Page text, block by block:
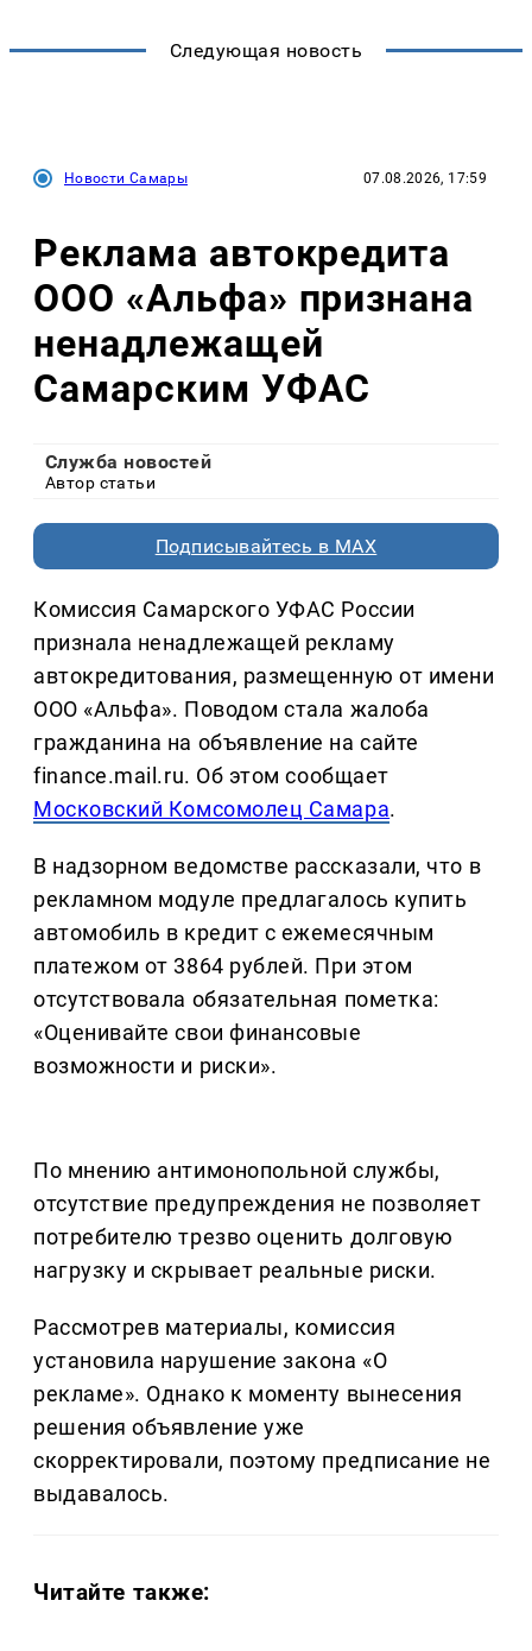
Следующая новость
Новости Самары 07.08.2026, 17:59
Реклама автокредита
ООО «Альфа» признана
ненадлежащей
Самарским УФАС
Служба новостей
Автор статьи
Подписывайтесь в MAX
Комиссия Самарского УФАС России
признала ненадлежащей рекламу
автокредитования, размещенную от имени
ООО «Альфа». Поводом стала жалоба
гражданина на объявление на сайте
finance.mail.ru. Об этом сообщает
Московский Комсомолец Самара.
В надзорном ведомстве рассказали, что в
рекламном модуле предлагалось купить
автомобиль в кредит с ежемесячным
платежом от 3864 рублей. При этом
отсутствовала обязательная пометка:
«Оценивайте свои финансовые
возможности и риски».
По мнению антимонопольной службы,
отсутствие предупреждения не позволяет
потребителю трезво оценить долговую
нагрузку и скрывает реальные риски.
Рассмотрев материалы, комиссия
установила нарушение закона «О
рекламе». Однако к моменту вынесения
решения объявление уже
скорректировали, поэтому предписание не
выдавалось.
Читайте также: